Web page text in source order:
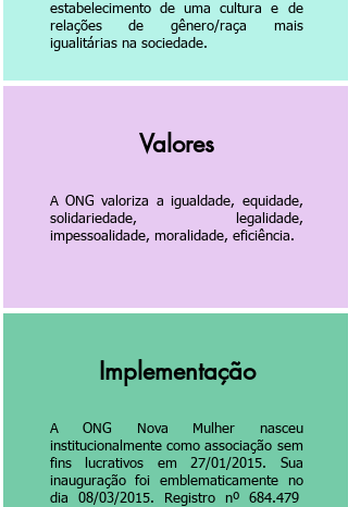
estabelecimento de uma cultura e de
relações de gênero/raça mais
igualitárias na sociedade.
Valores
A ONG valoriza a igualdade, equidade,
solidariedade, legalidade,
impessoalidade, moralidade, eficiência.
Implementação
A ONG Nova Mulher nasceu
institucionalmente como associação sem
fins lucrativos em 27/01/2015. Sua
inauguração foi emblematicamente no
dia 08/03/2015. Registro nº 684.479